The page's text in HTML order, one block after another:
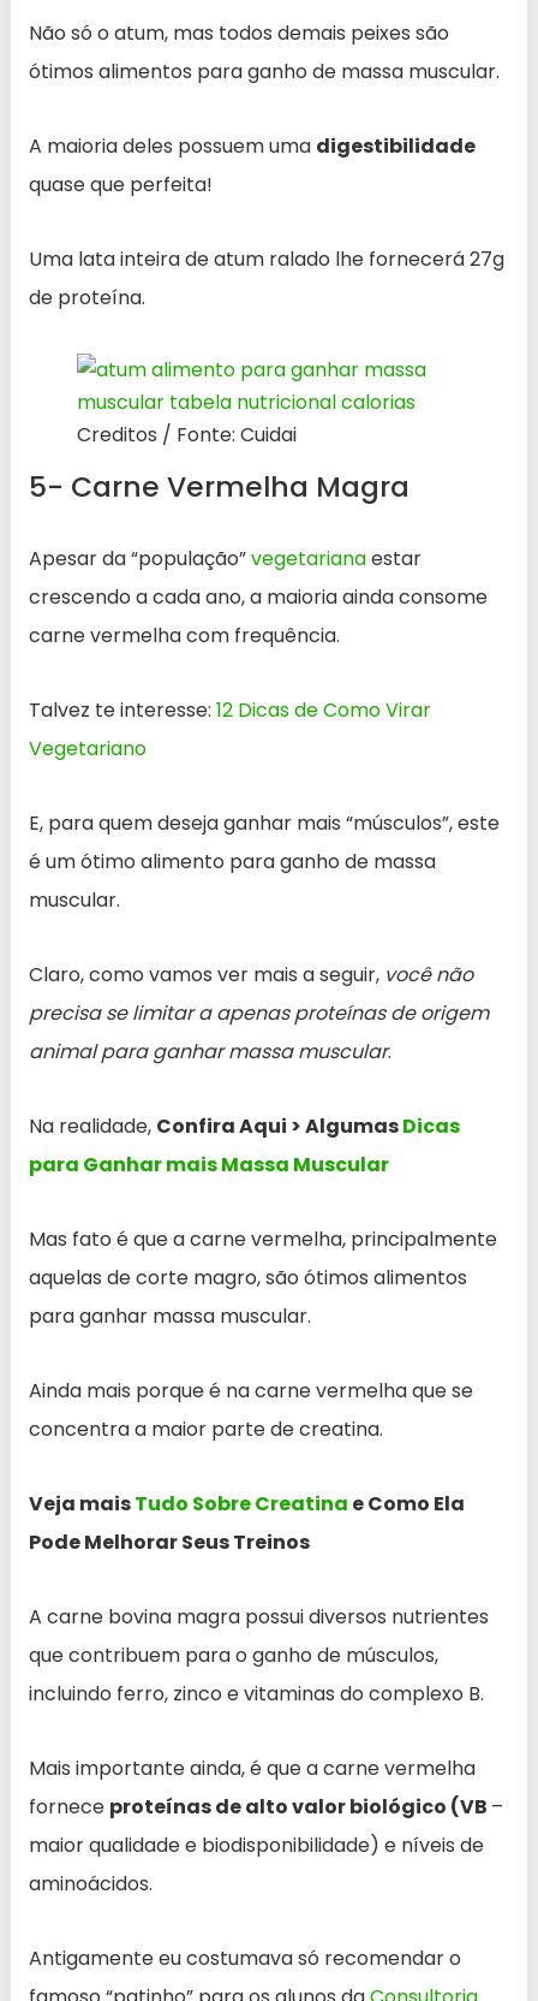
Não só o atum, mas todos demais peixes são
ótimos alimentos para ganho de massa muscular.
A maioria deles possuem uma digestibilidade
quase que perfeita!
Uma lata inteira de atum ralado lhe fornecerá 27g
de proteína.
Creditos / Fonte: Cuidai
5- Carne Vermelha Magra
Apesar da “população”vegetarianaestar
crescendo a cada ano, a maioria ainda consome
carne vermelha com frequência.
Talvez te interesse: 12 Dicas de Como Virar
Vegetariano
E, para quem deseja ganhar mais “músculos”, este
é um ótimo alimento para ganho de massa
muscular.
Claro, como vamos ver mais a seguir, você não
precisa se limitar a apenas proteínas de origem
animal para ganhar massa muscular.
Na realidade, Confira Aqui > AlgumasDicas
para Ganhar mais Massa Muscular
Mas fato é que a carne vermelha, principalmente
aquelas de corte magro, são ótimos alimentos
para ganhar massa muscular.
Ainda mais porque é na carne vermelha que se
concentra a maior parte de creatina.
Veja maisTudo Sobre Creatina e Como Ela
Pode Melhorar Seus Treinos
A carne bovina magra possui diversos nutrientes
que contribuem para o ganho de músculos,
incluindo ferro, zinco e vitaminas do complexo B.
Mais importante ainda, é que a carne vermelha
fornece proteínas de alto valor biológico (VB –
maior qualidade e biodisponibilidade) e níveis de
aminoácidos.
Antigamente eu costumava só recomendar o